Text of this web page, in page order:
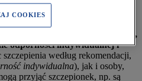
Programu Szczepień
szczepienia obowiązkowe,
odporności indywidualnej i
według rekomendacji,
indywidualna), jak i osoby,
przyjąć szczepionek, np. są
COOKIES